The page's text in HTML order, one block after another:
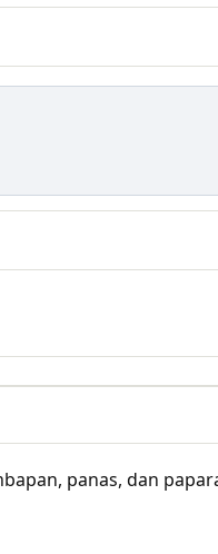
panas, dan